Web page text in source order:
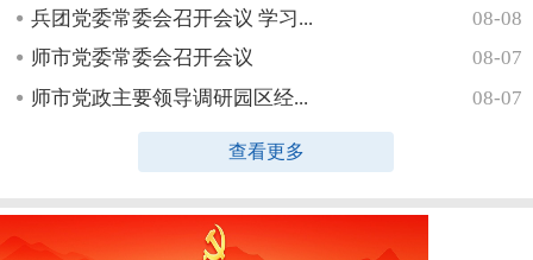
兵团党委常委会召开会议 学习...
08-08
师市党委常委会召开会议
08-07
师市党政主要领导调研园区经...
08-07
查看更多